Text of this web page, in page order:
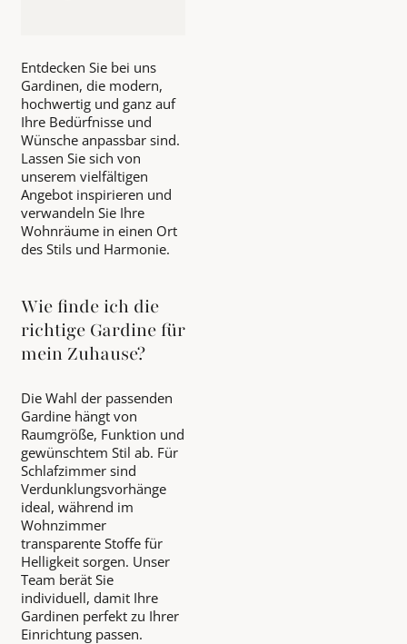
Entdecken Sie bei uns
Gardinen, die modern,
hochwertig und ganz auf
Ihre Bedürfnisse und
Wünsche anpassbar sind.
Lassen Sie sich von
unserem vielfältigen
Angebot inspirieren und
verwandeln Sie Ihre
Wohnräume in einen Ort
des Stils und Harmonie.
Wie finde ich die
richtige Gardine für
mein Zuhause?
Die Wahl der passenden
Gardine hängt von
Raumgröße, Funktion und
gewünschtem Stil ab. Für
Schlafzimmer sind
Verdunklungsvorhänge
ideal, während im
Wohnzimmer
transparente Stoffe für
Helligkeit sorgen. Unser
Team berät Sie
individuell, damit Ihre
Gardinen perfekt zu Ihrer
Einrichtung passen.